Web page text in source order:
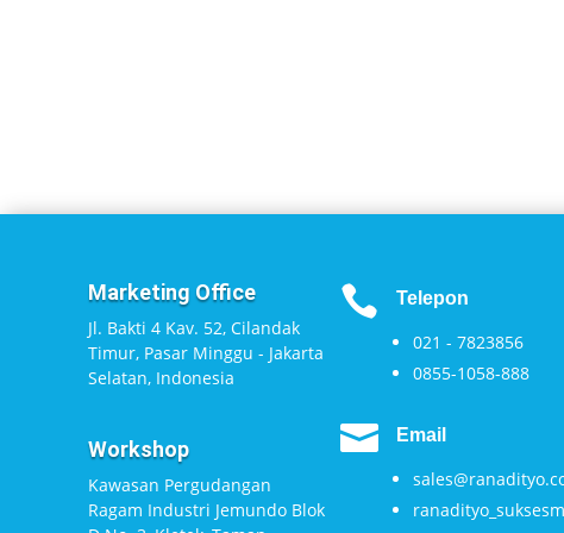
Marketing Office
Jl. Bakti 4 Kav. 52, Cilandak
Timur, Pasar Minggu - Jakarta
Selatan, Indonesia
Workshop
Kawasan Pergudangan
Ragam Industri Jemundo Blok
 Telepon
021 - 7823856
0855-1058-888
 Email